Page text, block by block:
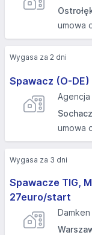
umowa
Spawacz (O-DE)
umowa
Wygasa za 2 dni
Spawacze TIG,
27euro/start
Damken
Wygasa za 3 dni